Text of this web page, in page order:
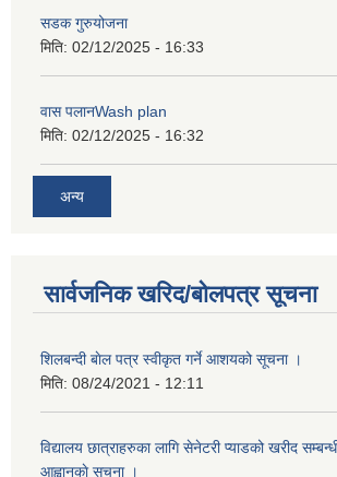
सडक गुरुयोजना
मिति: 02/12/2025 - 16:33
वास पलानWash plan
मिति: 02/12/2025 - 16:32
अन्य
सार्वजनिक खरिद/बोलपत्र सूचना
शिलबन्दी बाेल पत्र स्वीकृत गर्ने आशयको सूचना ।
मिति: 08/24/2021 - 12:11
विद्यालय छात्राहरुका लागि सेनेटरी प्याडको खरीद
आह्वानकाे सूचना ।